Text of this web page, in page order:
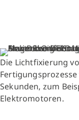
Die Lichtfixierung
Sekunden, zum
Elektromotoren.